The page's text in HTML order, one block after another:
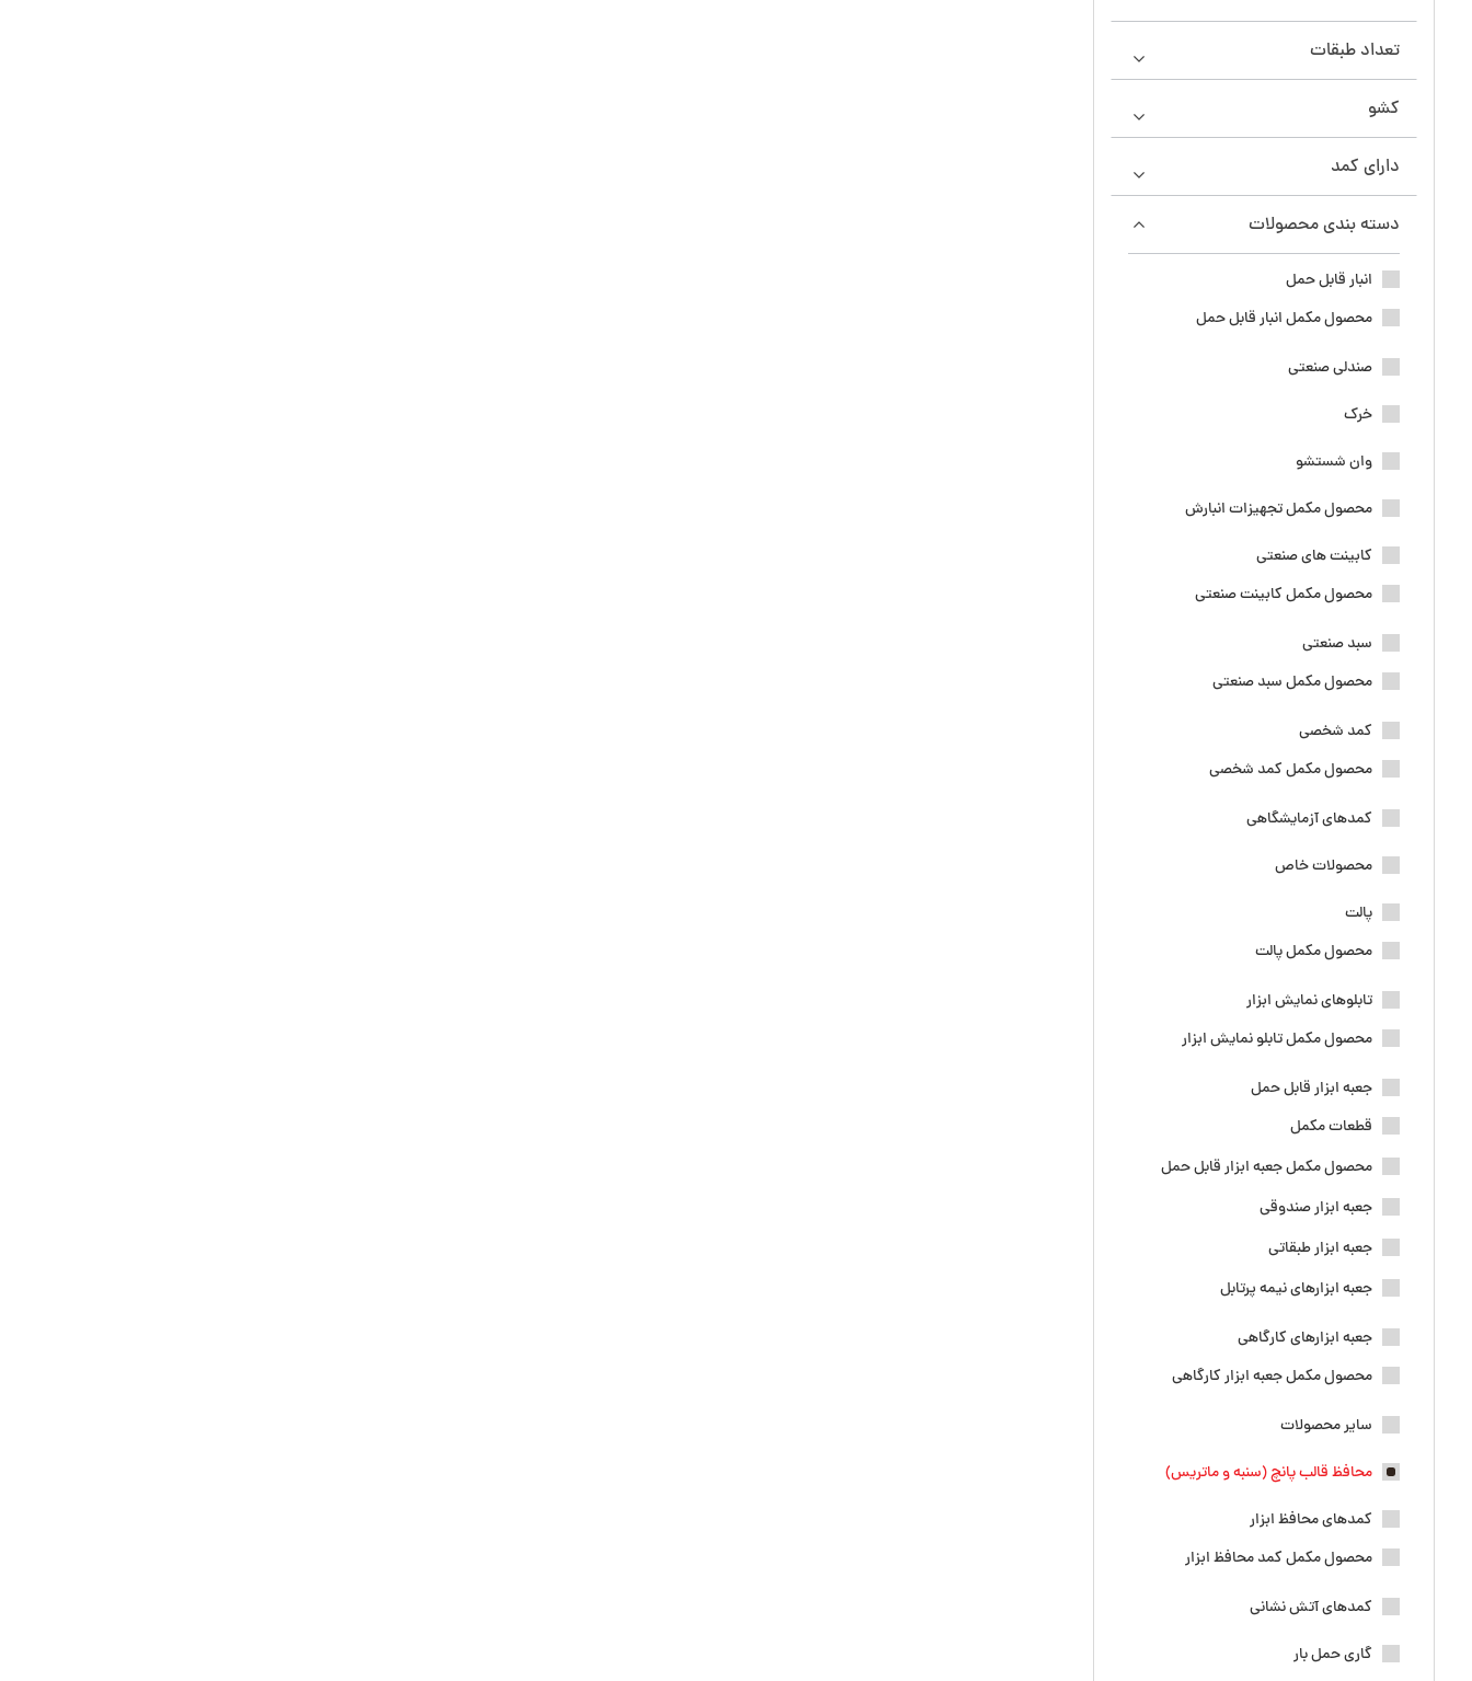
تعداد طبقات
کشو
دارای کمد
دسته بندی محصولات
انبار قابل حمل
محصول مکمل انبار قابل حمل
صندلی صنعتی
خرک
وان شستشو
محصول مکمل تجهیزات انبارش
کابینت های صنعتی
محصول مکمل کابینت صنعتی
سبد صنعتی
محصول مکمل سبد صنعتی
کمد شخصی
محصول مکمل کمد شخصی
کمدهای آزمایشگاهی
محصولات خاص
پالت
محصول مکمل پالت
تابلوهای نمایش ابزار
محصول مکمل تابلو نمایش ابزار
جعبه ابزار قابل حمل
قطعات مکمل
محصول مکمل جعبه ابزار قابل حمل
جعبه ابزار صندوقی
جعبه ابزار طبقاتی
جعبه ابزارهای نیمه پرتابل
جعبه ابزارهای کارگاهی
محصول مکمل جعبه ابزار کارگاهی
سایر محصولات
محافظ قالب پانچ (سنبه و ماتریس)
کمدهای محافظ ابزار
محصول مکمل کمد محافظ ابزار
کمدهای آتش نشانی
گاری حمل بار